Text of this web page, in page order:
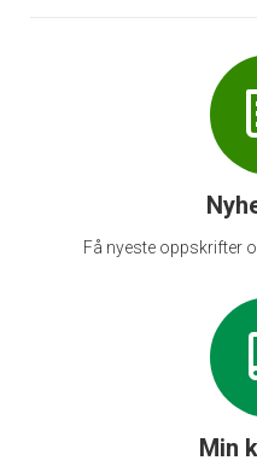
Få nyeste oppskrifter
Min